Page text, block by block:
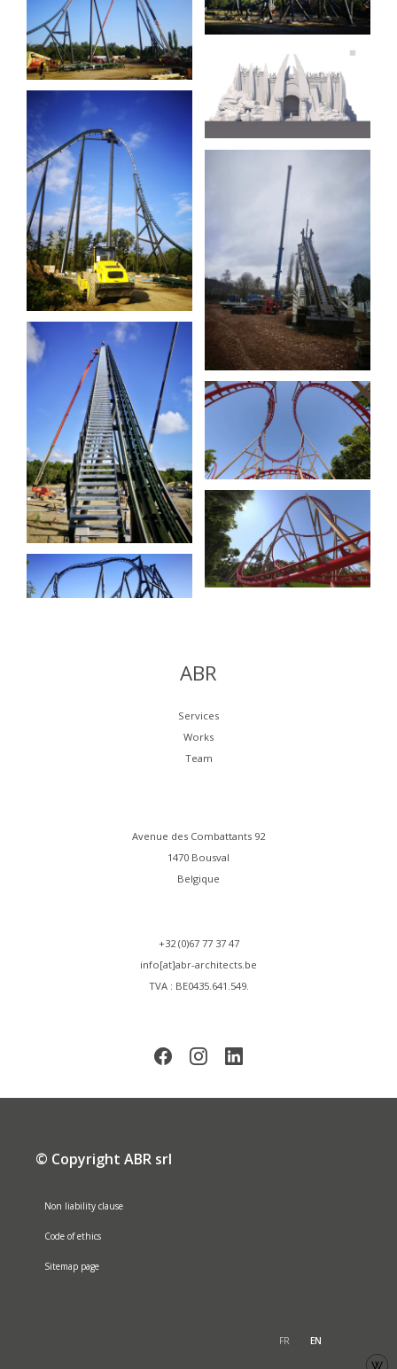
ABR
Services
Works
Team
Avenue des Combattants 92
1470 Bousval
Belgique
+32 (0)67 77 37 47
info[at]abr-architects.be
TVA : BE0435.641.549.
© Copyright ABR srl
Non liability clause
Code of ethics
Sitemap page
FR EN